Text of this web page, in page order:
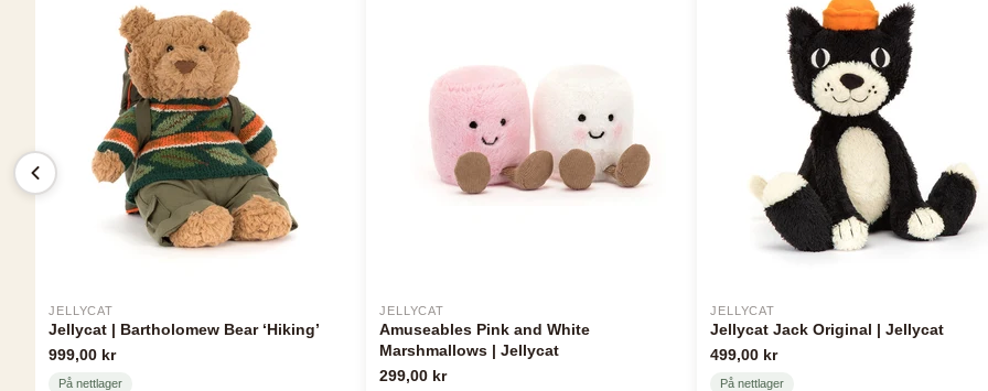
JELLYCAT
Jellycat | Bartholomew Bear ‘Hiking’
999,00 kr
På nettlager
JELLYCAT
Amuseables Pink and White
Marshmallows | Jellycat
299,00 kr
JELLYCAT
Jellycat Jack Original | Jellycat
499,00 kr
På nettlager